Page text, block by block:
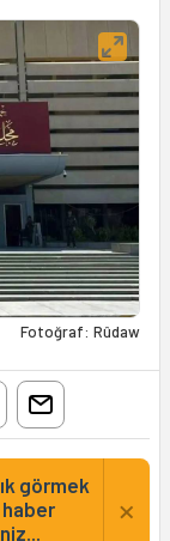
Fotoğraf: Rûdaw
görmek
×